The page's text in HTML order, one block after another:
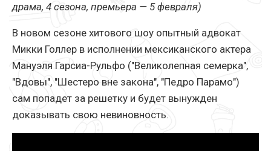
драма, 4 сезона, премьера — 5 февраля)
В новом сезоне хитового шоу опытный адвокат
Микки Голлер в исполнении мексиканского актера
Мануэля Гарсиа-Рульфо ("Великолепная семерка",
"Вдовы", "Шестеро вне закона", "Педро Парамо")
сам попадет за решетку и будет вынужден
доказывать свою невиновность.